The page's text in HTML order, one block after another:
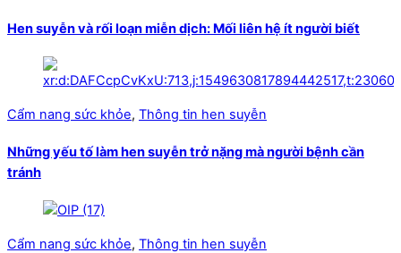
Hen suyễn và rối loạn miễn dịch: Mối liên hệ ít người biết
Cẩm nang sức khỏe, Thông tin hen suyễn
Những yếu tố làm hen suyễn trở nặng mà người bệnh cần
tránh
Cẩm nang sức khỏe, Thông tin hen suyễn